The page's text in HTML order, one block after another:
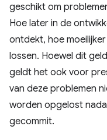
geschikt om
Hoe later in de
ontdekt, hoe
lossen. Hoewel dit
geldt het ook voor
van deze problemen
worden opgelost
gecommit.